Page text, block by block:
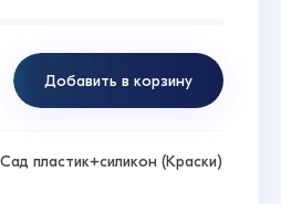
Добавить в корзину